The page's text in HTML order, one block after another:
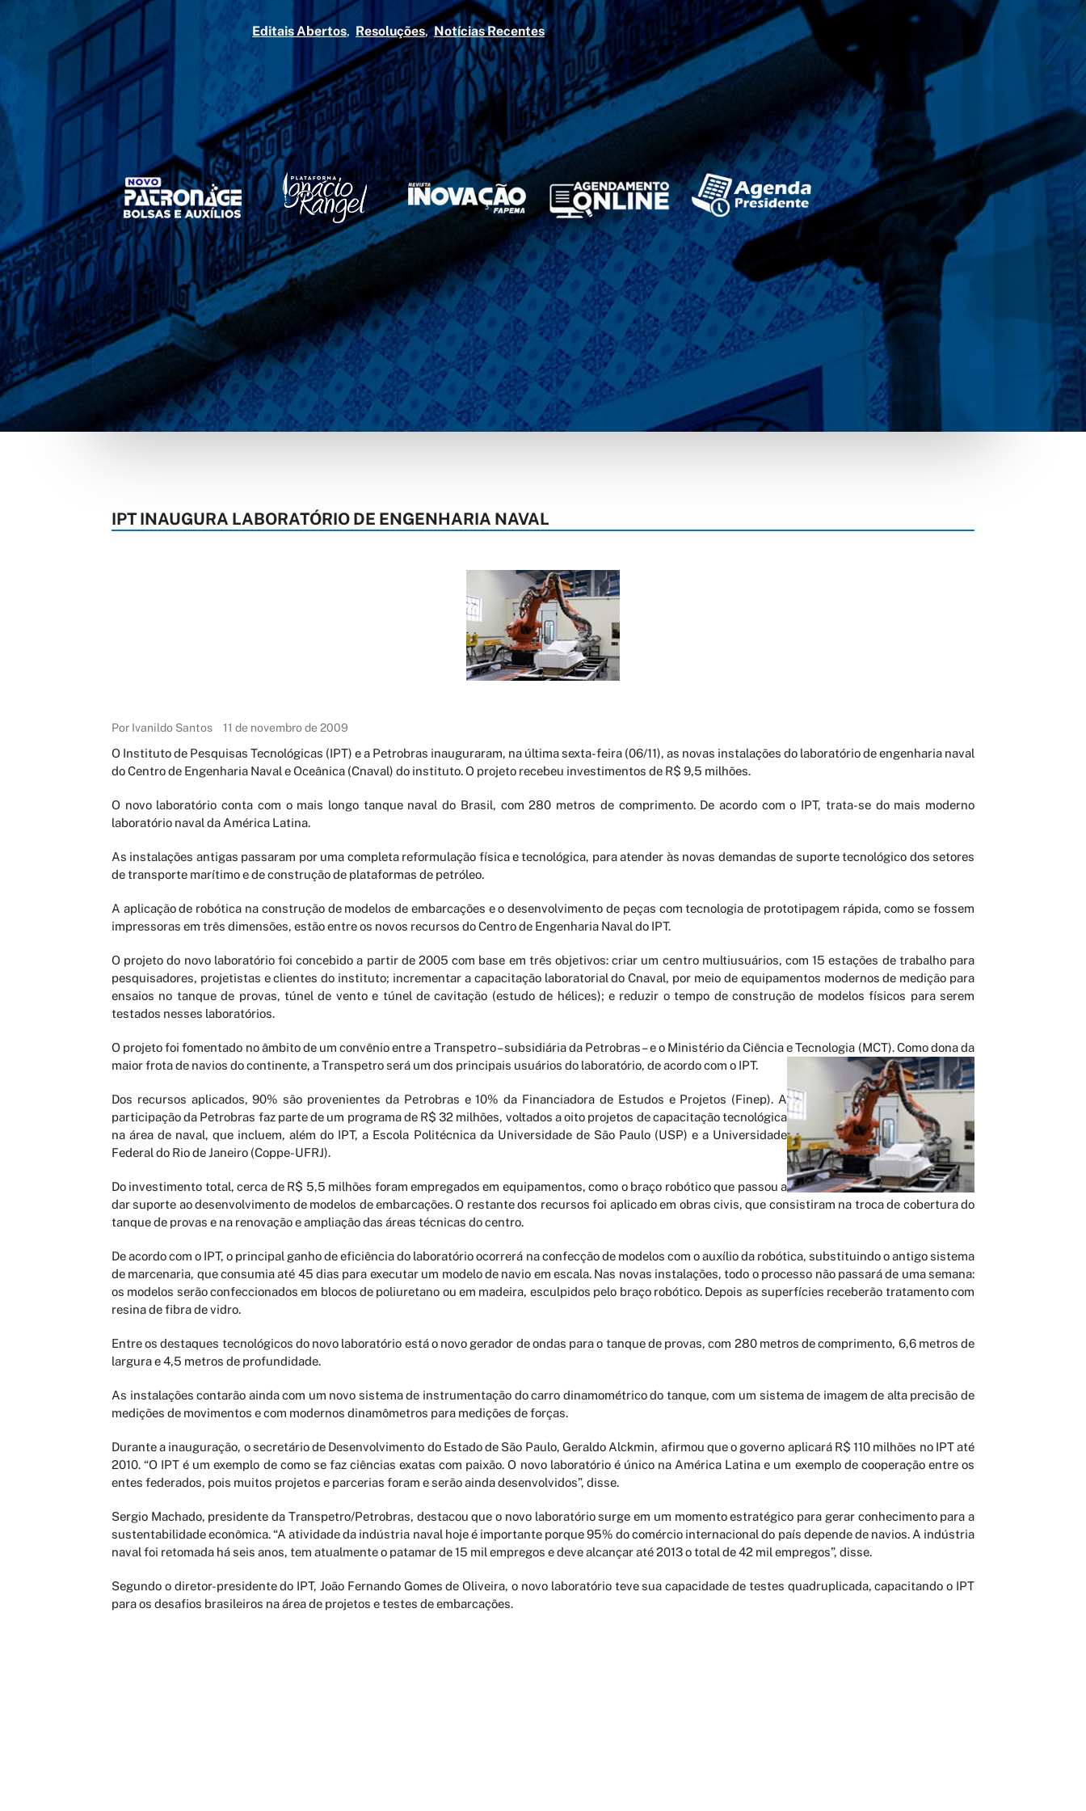
Editais Abertos Resoluções Notícias Recentes
IPT INAUGURA LABORATÓRIO DE ENGENHARIA NAVAL
Por Ivanildo Santos 11 de novembro de 2009
O Instituto de Pesquisas Tecnológicas (IPT) e a Petrobras inauguraram, na última sexta-feira (06/11), as novas instalações do laboratório de engenharia naval
do Centro de Engenharia Naval e Oceânica (Cnaval) do instituto. O projeto recebeu investimentos de R$ 9,5 milhões.
O novo laboratório conta com o mais longo tanque naval do Brasil, com 280 metros de comprimento. De acordo com o IPT, trata-se do mais moderno
laboratório naval da América Latina.
As instalações antigas passaram por uma completa reformulação física e tecnológica, para atender às novas demandas de suporte tecnológico dos setores
de transporte marítimo e de construção de plataformas de petróleo.
A aplicação de robótica na construção de modelos de embarcações e o desenvolvimento de peças com tecnologia de prototipagem rápida, como se fossem
impressoras em três dimensões, estão entre os novos recursos do Centro de Engenharia Naval do IPT.
O projeto do novo laboratório foi concebido a partir de 2005 com base em três objetivos: criar um centro multiusuários, com 15 estações de trabalho para
pesquisadores, projetistas e clientes do instituto; incrementar a capacitação laboratorial do Cnaval, por meio de equipamentos modernos de medição para
ensaios no tanque de provas, túnel de vento e túnel de cavitação (estudo de hélices); e reduzir o tempo de construção de modelos físicos para serem
testados nesses laboratórios.
O projeto foi fomentado no âmbito de um convênio entre a Transpetro – subsidiária da Petrobras – e o Ministério da Ciência e Tecnologia (MCT). Como dona da
maior frota de navios do continente, a Transpetro será um dos principais usuários do laboratório, de acordo com o IPT.
Dos recursos aplicados, 90% são provenientes da Petrobras e 10% da Financiadora de Estudos e Projetos (Finep). A
participação da Petrobras faz parte de um programa de R$ 32 milhões, voltados a oito projetos de capacitação tecnológica
na área de naval, que incluem, além do IPT, a Escola Politécnica da Universidade de São Paulo (USP) e a Universidade
Federal do Rio de Janeiro (Coppe-UFRJ).
Do investimento total, cerca de R$ 5,5 milhões foram empregados em equipamentos, como o braço robótico que passou a
dar suporte ao desenvolvimento de modelos de embarcações. O restante dos recursos foi aplicado em obras civis, que consistiram na troca de cobertura do
tanque de provas e na renovação e ampliação das áreas técnicas do centro.
De acordo com o IPT, o principal ganho de eficiência do laboratório ocorrerá na confecção de modelos com o auxílio da robótica, substituindo o antigo sistema
de marcenaria, que consumia até 45 dias para executar um modelo de navio em escala. Nas novas instalações, todo o processo não passará de uma semana:
os modelos serão confeccionados em blocos de poliuretano ou em madeira, esculpidos pelo braço robótico. Depois as superfícies receberão tratamento com
resina de fibra de vidro.
Entre os destaques tecnológicos do novo laboratório está o novo gerador de ondas para o tanque de provas, com 280 metros de comprimento, 6,6 metros de
largura e 4,5 metros de profundidade.
As instalações contarão ainda com um novo sistema de instrumentação do carro dinamométrico do tanque, com um sistema de imagem de alta precisão de
medições de movimentos e com modernos dinamômetros para medições de forças.
Durante a inauguração, o secretário de Desenvolvimento do Estado de São Paulo, Geraldo Alckmin, afirmou que o governo aplicará R$ 110 milhões no IPT até
2010. “O IPT é um exemplo de como se faz ciências exatas com paixão. O novo laboratório é único na América Latina e um exemplo de cooperação entre os
entes federados, pois muitos projetos e parcerias foram e serão ainda desenvolvidos”, disse.
Sergio Machado, presidente da Transpetro/Petrobras, destacou que o novo laboratório surge em um momento estratégico para gerar conhecimento para a
sustentabilidade econômica. “A atividade da indústria naval hoje é importante porque 95% do comércio internacional do país depende de navios. A indústria
naval foi retomada há seis anos, tem atualmente o patamar de 15 mil empregos e deve alcançar até 2013 o total de 42 mil empregos”, disse.
Segundo o diretor-presidente do IPT, João Fernando Gomes de Oliveira, o novo laboratório teve sua capacidade de testes quadruplicada, capacitando o IPT
para os desafios brasileiros na área de projetos e testes de embarcações.